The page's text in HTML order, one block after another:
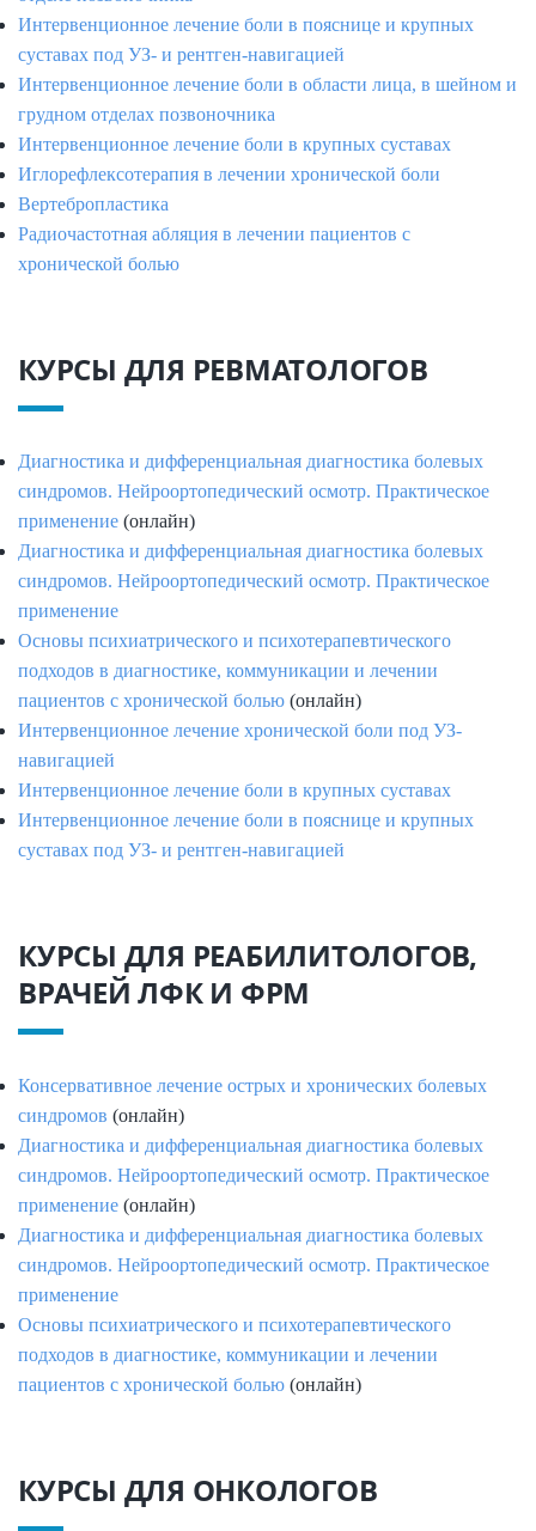
Интервенционное лечение боли в пояснице и крупных
суставах под УЗ- и рентген-навигацией
Интервенционное лечение боли в области лица, в шейном и
грудном отделах позвоночника
Интервенционное лечение боли в крупных суставах
Иглорефлексотерапия в лечении хронической боли
Вертебропластика
Радиочастотная абляция в лечении пациентов с
хронической болью
КУРСЫ ДЛЯ РЕВМАТОЛОГОВ
Диагностика и дифференциальная диагностика болевых
синдромов. Нейроортопедический осмотр. Практическое
применение (онлайн)
Диагностика и дифференциальная диагностика болевых
синдромов. Нейроортопедический осмотр. Практическое
применение
Основы психиатрического и психотерапевтического
подходов в диагностике, коммуникации и лечении
пациентов с хронической болью (онлайн)
Интервенционное лечение хронической боли под УЗ-
навигацией
Интервенционное лечение боли в крупных суставах
Интервенционное лечение боли в пояснице и крупных
суставах под УЗ- и рентген-навигацией
КУРСЫ ДЛЯ РЕАБИЛИТОЛОГОВ,
ВРАЧЕЙ ЛФК И ФРМ
Консервативное лечение острых и хронических болевых
синдромов (онлайн)
Диагностика и дифференциальная диагностика болевых
синдромов. Нейроортопедический осмотр. Практическое
применение (онлайн)
Диагностика и дифференциальная диагностика болевых
синдромов. Нейроортопедический осмотр. Практическое
применение
Основы психиатрического и психотерапевтического
подходов в диагностике, коммуникации и лечении
пациентов с хронической болью (онлайн)
КУРСЫ ДЛЯ ОНКОЛОГОВ